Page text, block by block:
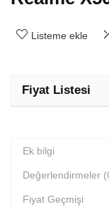
Listeme ekle
Fiyat Listesi
Ek bilgi
Değerlendirmeler
Fiyat Geçmişi